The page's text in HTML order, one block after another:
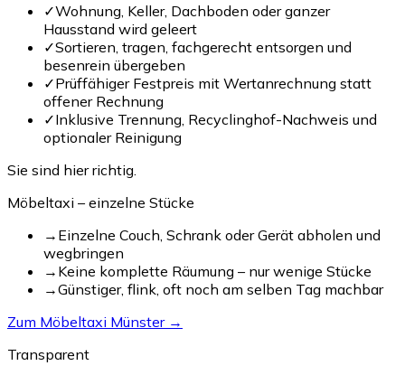
✓Wohnung, Keller, Dachboden oder ganzer
Hausstand wird geleert
✓Sortieren, tragen, fachgerecht entsorgen und
besenrein übergeben
✓Prüffähiger Festpreis mit Wertanrechnung statt
offener Rechnung
✓Inklusive Trennung, Recyclinghof-Nachweis und
optionaler Reinigung
Sie sind hier richtig.
Möbeltaxi – einzelne Stücke
→ Einzelne Couch, Schrank oder Gerät abholen und
wegbringen
→ Keine komplette Räumung – nur wenige Stücke
→Günstiger, flink, oft noch am selben Tag machbar
Zum Möbeltaxi Münster →
Transparent